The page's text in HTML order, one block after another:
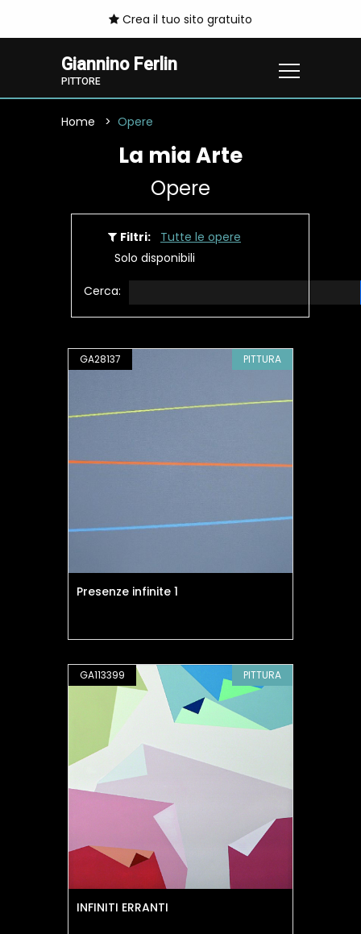
Crea il tuo sito gratuito
Giannino Ferlin
PITTORE
Home Opere
La mia Arte
Opere
Filtri:
Tutte le opere
Solo disponibili
Cerca:
GA28137 PITTURA
Presenze infinite 1
GA113399 PITTURA
INFINITI ERRANTI